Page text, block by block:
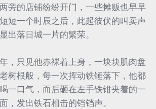
旁的店铺纷纷开门，一些摊贩也早早
短一个时辰之后，此起彼伏的叫卖声
出落日城一片的繁荣。
，只见他赤裸着上身，一块块肌肉盘
树根般，每一次挥动铁锤落下，他都
一口气，而后砸在左手铁钳夹着的一
，发出铁石相击的铛铛声。